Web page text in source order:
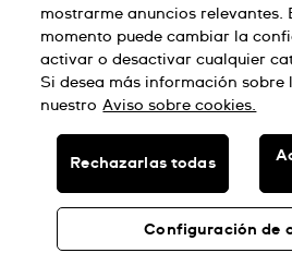
HECHO EN
© SWATCH AG 2026, TODOS LOS
mostrarme anuncios relevantes.
momento puede cambiar la
activar o desactivar cualquier
Si desea más información sobre
nuestro Aviso sobre cookies.
Configuración de
Rechazarlas todas